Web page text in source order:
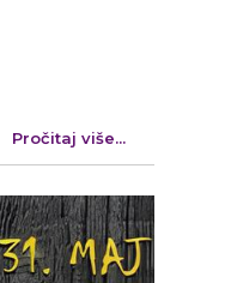
Pročitaj više...